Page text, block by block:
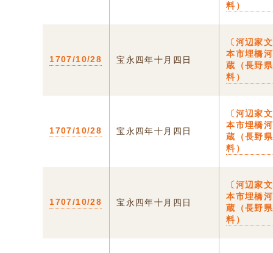
料）
1707/10/28 宝永四年十月四日
〔河辺家
本市埋橋
蔵（長野
料）
1707/10/28 宝永四年十月四日
〔河辺家
本市埋橋
蔵（長野
料）
1707/10/28 宝永四年十月四日
〔河辺家
本市埋橋
蔵（長野
料）